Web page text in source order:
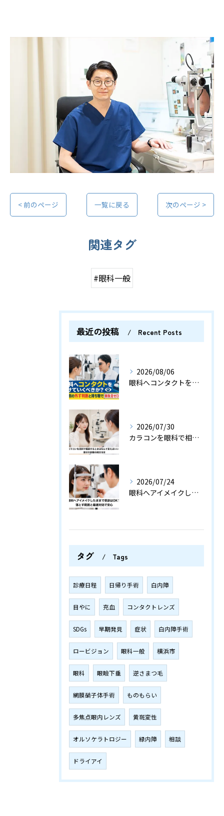
< 前のページ 一覧に戻る 次のページ >
関連タグ
#眼科一般
最近の投稿 Recent Posts
2026/08/06
眼科へコンタクトをつけていくべきか？検査別の外す判断と持ち物で無駄足ゼロの指南
2026/07/30
カラコンを眼科で相談するときはなんて言えばいい？受付や診察の例文付き
2026/07/24
眼科へアイメイクしたままで受診はOK？落とす範囲と最速対処で安心
タグ Tags
診療日程 日帰り手術 白内障
目やに 充血 コンタクトレンズ
SDGs 早期発見 症状 白内障手術
ロービジョン 眼科一般 横浜市
眼科 眼瞼下垂 逆さまつ毛
網膜硝子体手術 ものもらい
多焦点眼内レンズ 黄斑変性
オルソケラトロジー 緑内障 相談
ドライアイ